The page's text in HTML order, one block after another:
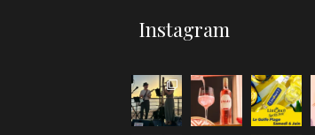
Instagram